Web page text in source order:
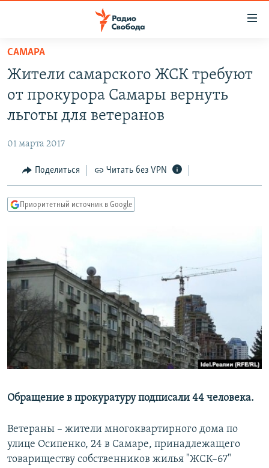
упрощенного
доступа
основному
Вернутся
Вернутся
АВТОРСКИЕ ПРОЕКТЫ
МНЕНИЯ
КУЛЬТУРА
КАВКАЗ.РЕАЛИИ
СИБИРЬ.РЕАЛИИ
РАСПИСАНИЕ ВЕЩАНИЯ
ПОДПИШИТЕСЬ НА РАССЫЛКУ
СОЦИАЛЬНЫЕ СЕТИ
САМАРА
Жители самарского ЖСК требуют
от прокурора Самары вернуть
льготы для ветеранов
01 марта 2017
Поделиться Читать без VPN
Приоритетный источник в Google
Обращение в прокуратуру подписали 44 человека.
Ветераны – жители многоквартирного дома по
улице Осипенко, 24 в Самаре, принадлежащего
товариществу собственников жилья "ЖСК–67"